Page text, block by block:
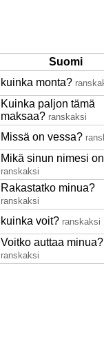
Suomi
kuinka monta?
Kuinka paljon tämä
maksaa? ranskaksi
Missä on vessa?
Mikä sinun nimesi
ranskaksi
Rakastatko minua?
ranskaksi
kuinka voit? ranskaksi
Voitko auttaa minua?
ranskaksi